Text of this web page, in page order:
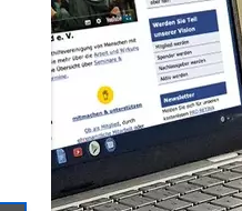
und dieses bestellen